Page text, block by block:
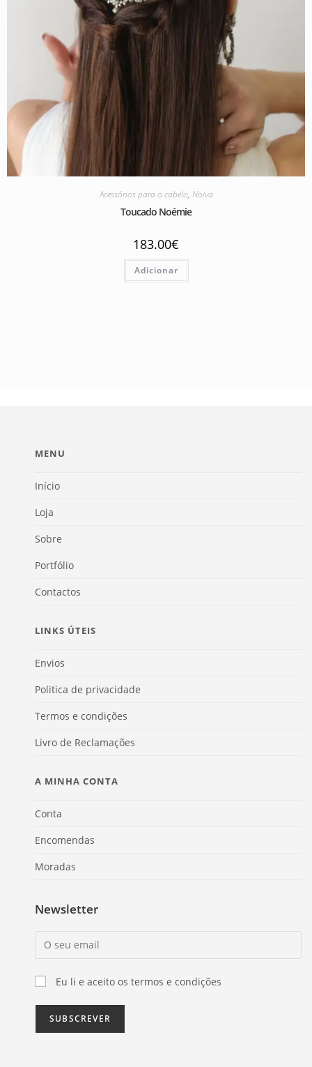
Acessórios para o cabelo, Noiva
Toucado Noémie
183.00€
Adicionar
MENU
Início
Loja
Sobre
Portfólio
Contactos
LINKS ÚTEIS
Envios
Politica de privacidade
Termos e condições
Livro de Reclamações
A MINHA CONTA
Conta
Encomendas
Moradas
Newsletter
Eu li e aceito os termos e condições